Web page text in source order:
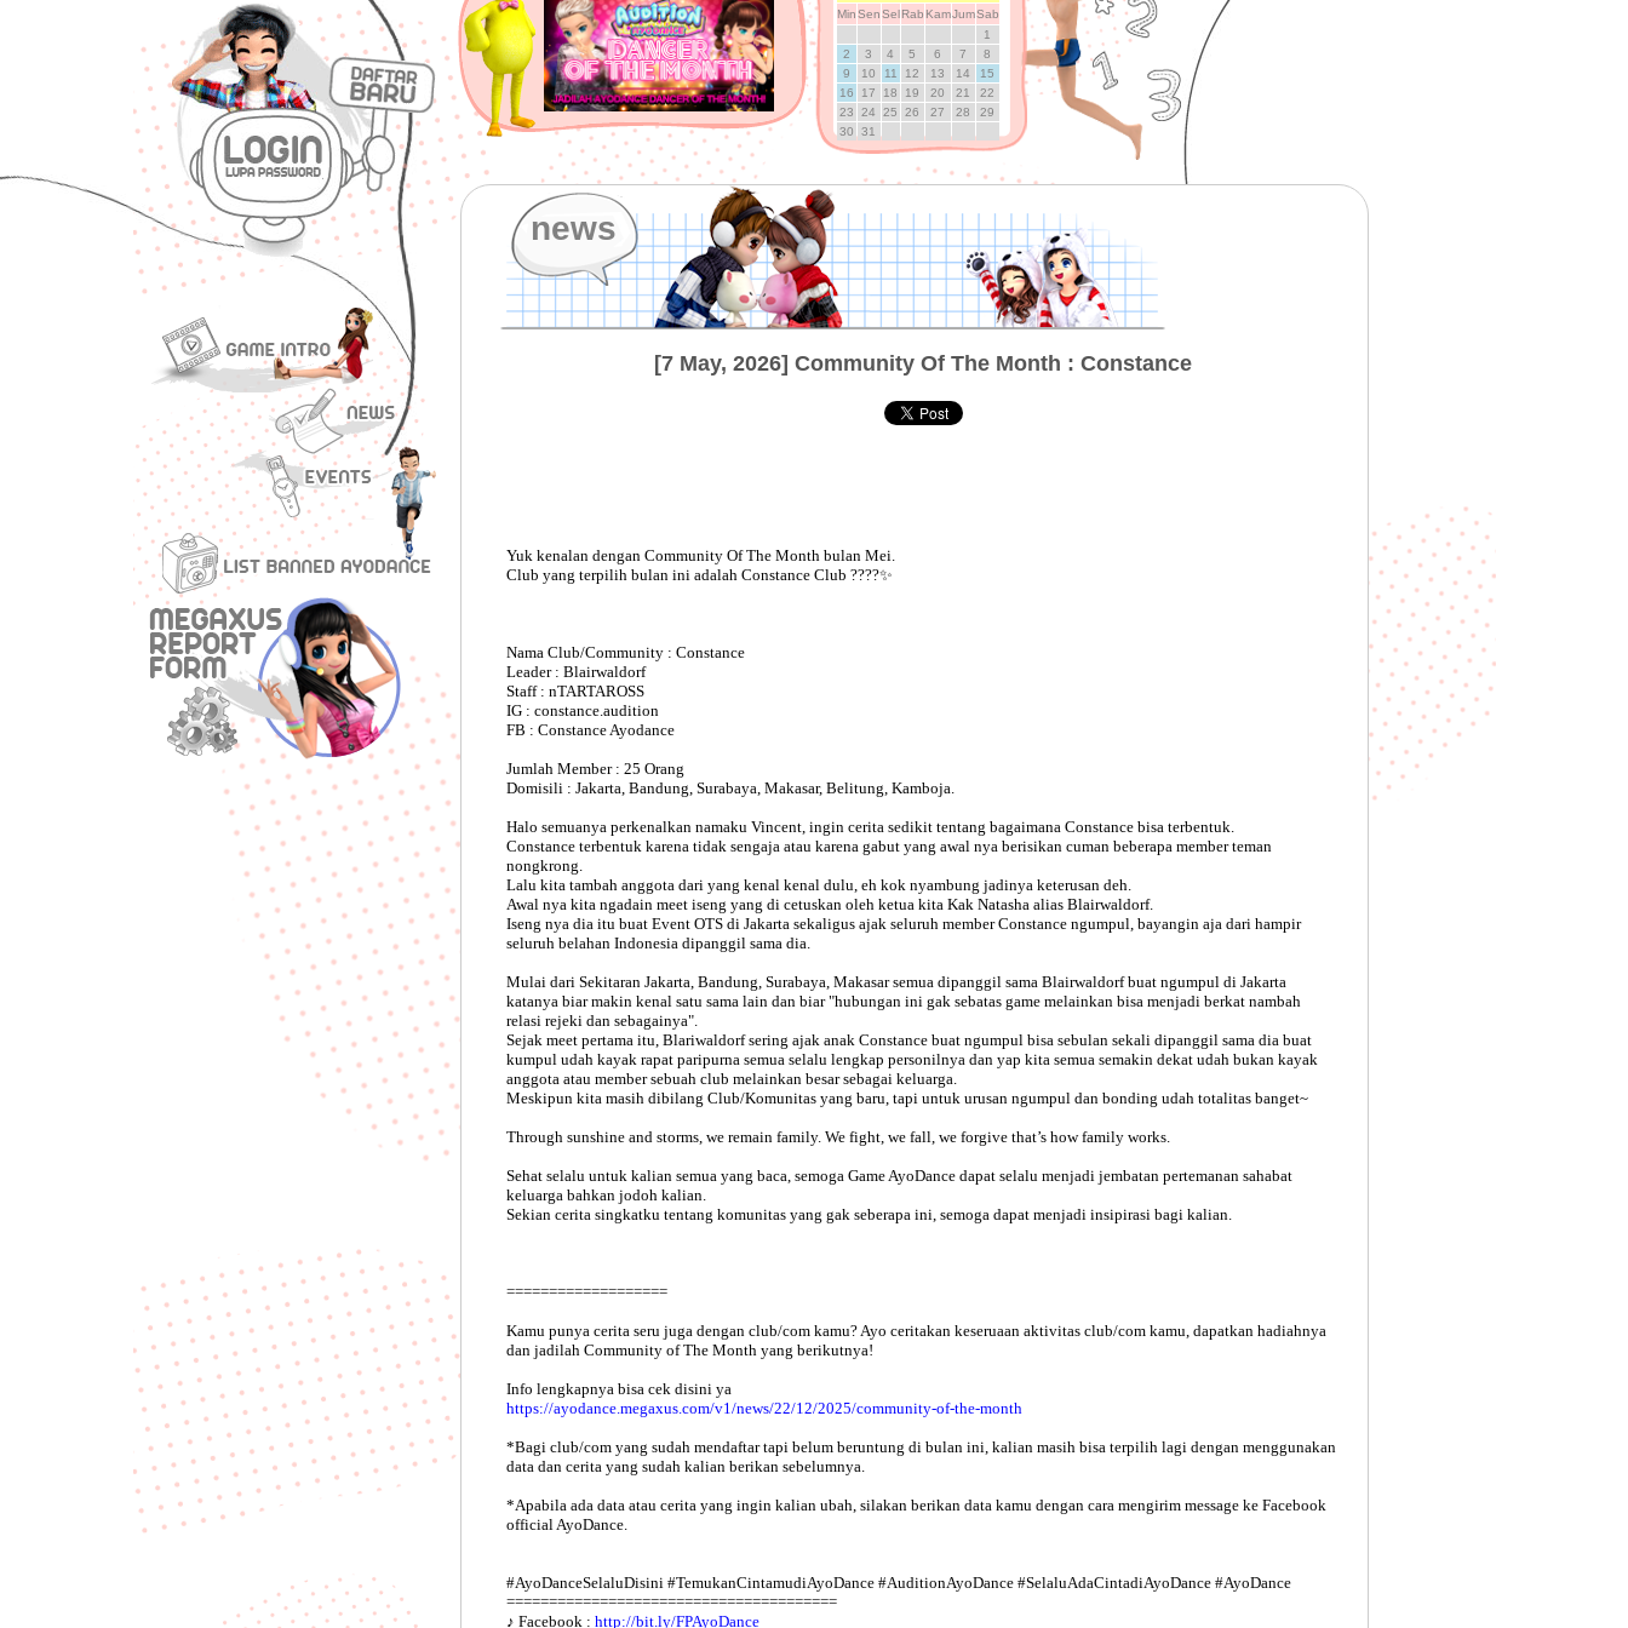
MinSenSel Rab KamJumSab
1
2
3 4 5 6 7
8
9
10 11 12 13 14
15
16
17 18 19 20 21
22
23
24 25 26 27 28
29
30
31
news
[7 May, 2026] Community Of The Month : Constance
Yuk kenalan dengan Community Of The Month bulan Mei.
Club yang terpilih bulan ini adalah Constance Club ????✨
Nama Club/Community : Constance
Leader : Blairwaldorf
Staff : nTARTAROSS
IG : constance.audition
FB : Constance Ayodance
Jumlah Member : 25 Orang
Domisili : Jakarta, Bandung, Surabaya, Makasar, Belitung, Kamboja.
Halo semuanya perkenalkan namaku Vincent, ingin cerita sedikit tentang bagaimana Constance bisa terbentuk.
Constance terbentuk karena tidak sengaja atau karena gabut yang awal nya berisikan cuman beberapa member teman
nongkrong.
Lalu kita tambah anggota dari yang kenal kenal dulu, eh kok nyambung jadinya keterusan deh.
Awal nya kita ngadain meet iseng yang di cetuskan oleh ketua kita Kak Natasha alias Blairwaldorf.
Iseng nya dia itu buat Event OTS di Jakarta sekaligus ajak seluruh member Constance ngumpul, bayangin aja dari hampir
seluruh belahan Indonesia dipanggil sama dia.
Mulai dari Sekitaran Jakarta, Bandung, Surabaya, Makasar semua dipanggil sama Blairwaldorf buat ngumpul di Jakarta
katanya biar makin kenal satu sama lain dan biar "hubungan ini gak sebatas game melainkan bisa menjadi berkat nambah
relasi rejeki dan sebagainya".
Sejak meet pertama itu, Blariwaldorf sering ajak anak Constance buat ngumpul bisa sebulan sekali dipanggil sama dia buat
kumpul udah kayak rapat paripurna semua selalu lengkap personilnya dan yap kita semua semakin dekat udah bukan kayak
anggota atau member sebuah club melainkan besar sebagai keluarga.
Meskipun kita masih dibilang Club/Komunitas yang baru, tapi untuk urusan ngumpul dan bonding udah totalitas banget~
Through sunshine and storms, we remain family. We fight, we fall, we forgive that’s how family works.
Sehat selalu untuk kalian semua yang baca, semoga Game AyoDance dapat selalu menjadi jembatan pertemanan sahabat
keluarga bahkan jodoh kalian.
Sekian cerita singkatku tentang komunitas yang gak seberapa ini, semoga dapat menjadi insipirasi bagi kalian.
===================
Kamu punya cerita seru juga dengan club/com kamu? Ayo ceritakan keseruaan aktivitas club/com kamu, dapatkan hadiahnya
dan jadilah Community of The Month yang berikutnya!
Info lengkapnya bisa cek disini ya
https://ayodance.megaxus.com/v1/news/22/12/2025/community-of-the-month
*Bagi club/com yang sudah mendaftar tapi belum beruntung di bulan ini, kalian masih bisa terpilih lagi dengan menggunakan
data dan cerita yang sudah kalian berikan sebelumnya.
*Apabila ada data atau cerita yang ingin kalian ubah, silakan berikan data kamu dengan cara mengirim message ke Facebook
official AyoDance.
#AyoDanceSelaluDisini #TemukanCintamudiAyoDance #AuditionAyoDance #SelaluAdaCintadiAyoDance #AyoDance
=======================================
♪ Facebook : http://bit.ly/FPAyoDance